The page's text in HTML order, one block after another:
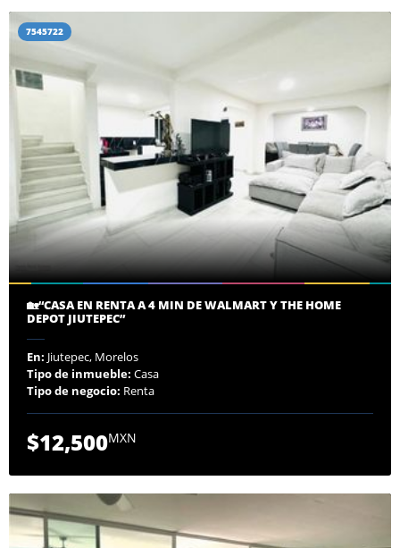
7545722
🏡“CASA EN RENTA A 4 MIN DE WALMART Y THE HOME
DEPOT JIUTEPEC”
En: Jiutepec, Morelos
Tipo de inmueble: Casa
Tipo de negocio: Renta
$12,500MXN